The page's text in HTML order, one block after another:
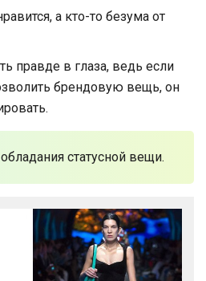
а кто-то безума от
правде в глаза, ведь если
брендовую вещь, он
статусной вещи.